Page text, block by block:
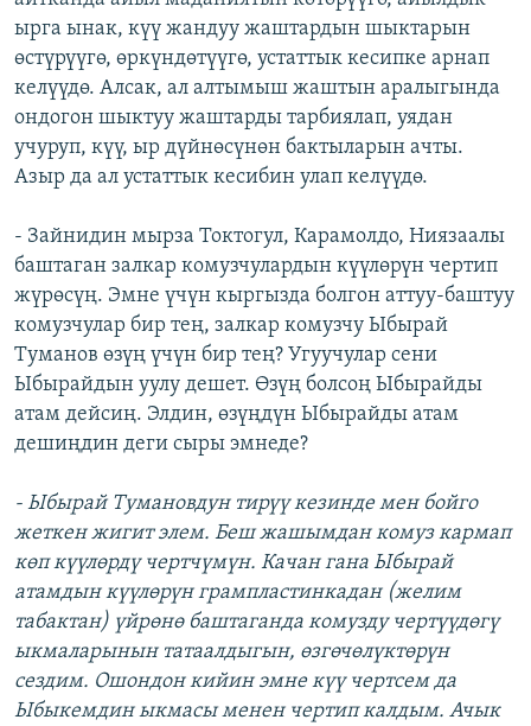
ырга ынак, күү жандуу жаштардын шыктарын
өстүрүүгө, өркүндөтүүгө, устаттык кесипке арнап
келүүдө. Алсак, ал алтымыш жаштын аралыгында
ондогон шыктуу жаштарды тарбиялап, уядан
учуруп, күү, ыр дүйнөсүнөн бактыларын ачты.
Азыр да ал устаттык кесибин улап келүүдө.
- Зайнидин мырза Токтогул, Карамолдо, Ниязаалы
баштаган залкар комузчулардын күүлөрүн чертип
жүрөсүң. Эмне үчүн кыргызда болгон аттуу-баштуу
комузчулар бир тең, залкар комузчу Ыбырай
Туманов өзүң үчүн бир тең? Угуучулар сени
Ыбырайдын уулу дешет. Өзүң болсоң Ыбырайды
атам дейсиң. Элдин, өзүңдүн Ыбырайды атам
дешиңдин деги сыры эмнеде?
- Ыбырай Тумановдун тирүү кезинде мен бойго
жеткен жигит элем. Беш жашымдан комуз кармап
көп күүлөрдү чертчүмүн. Качан гана Ыбырай
атамдын күүлөрүн грампластинкадан (желим
табактан) үйрөнө баштаганда комузду чертүүдөгү
ыкмаларынын татаалдыгын, өзгөчөлүктөрүн
сездим. Ошондон кийин эмне күү чертсем да
Ыбыкемдин ыкмасы менен чертип калдым. Ачык